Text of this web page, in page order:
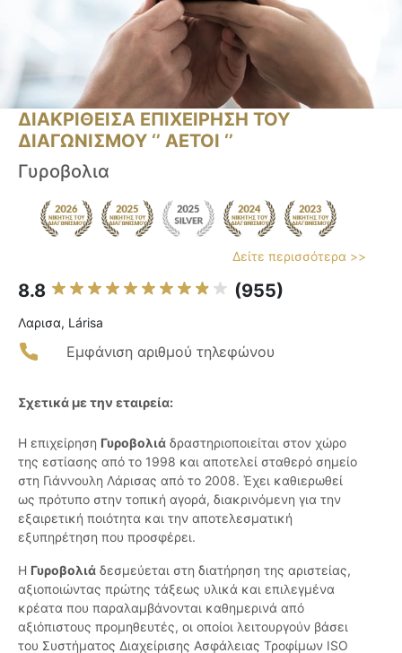
ΔΙΑΚΡΙΘΕΙΣΑ ΕΠΙΧΕΙΡΗΣΗ ΤΟΥ
ΔΙΑΓΩΝΙΣΜΟΥ ‘’ ΑΕΤΟΙ ‘’
Γυροβολια
Δείτε περισσότερα >>
8.8 (955)
Λαρισα, Lárisa
Εμφάνιση αριθμού τηλεφώνου
Σχετικά με την εταιρεία:
Η επιχείρηση Γυροβολιά δραστηριοποιείται στον χώρο
της εστίασης από το 1998 και αποτελεί σταθερό σημείο
στη Γιάννουλη Λάρισας από το 2008. Έχει καθιερωθεί
ως πρότυπο στην τοπική αγορά, διακρινόμενη για την
εξαιρετική ποιότητα και την αποτελεσματική
εξυπηρέτηση που προσφέρει.
Η Γυροβολιά δεσμεύεται στη διατήρηση της αριστείας,
αξιοποιώντας πρώτης τάξεως υλικά και επιλεγμένα
κρέατα που παραλαμβάνονται καθημερινά από
αξιόπιστους προμηθευτές, οι οποίοι λειτουργούν βάσει
του Συστήματος Διαχείρισης Ασφάλειας Τροφίμων ISO